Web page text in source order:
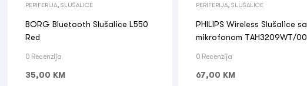
PERIFERIJA SLUŠALICE
BORG Bluetooth Slušalice L550
Red
0 Recenzija
35,00 KM
PERIFERIJA, SLUŠALICE
PHILIPS Wireless Slušalice sa
mikrofonom TAH3209WT/00
0 Recenzija
67,00 KM